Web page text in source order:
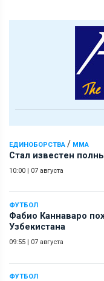
ЕДИНОБОРСТВА / ММА
Стал известен
10:00 | 07 августа
ФУТБОЛ
Фабио Каннаваро
Узбекистана
09:55 | 07 августа
ФУТБОЛ